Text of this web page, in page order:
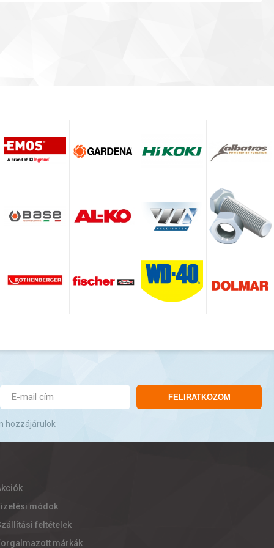
FELIRATKOZOM
hozzájárulok
módok
feltételek
márkák